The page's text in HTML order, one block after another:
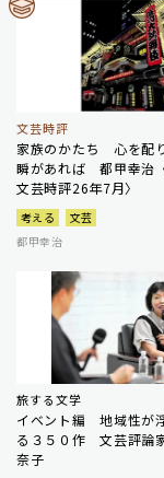
文芸時評
家族のかたち 心を配
瞬があれば 都甲幸治
文芸時評26年7月〉
考える
文芸
都甲幸治
旅する文学
イベント編 地域性が
る３５０作 文芸評論
奈子